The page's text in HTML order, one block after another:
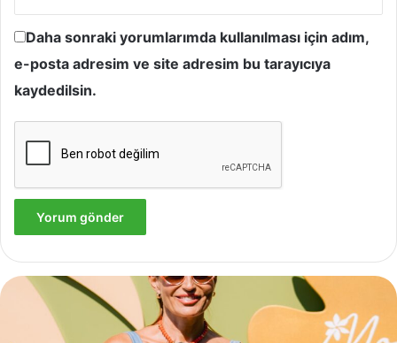
Daha sonraki yorumlarımda kullanılması için adım,
e-posta adresim ve site adresim bu tarayıcıya
kaydedilsin.
Yves
Rocher,